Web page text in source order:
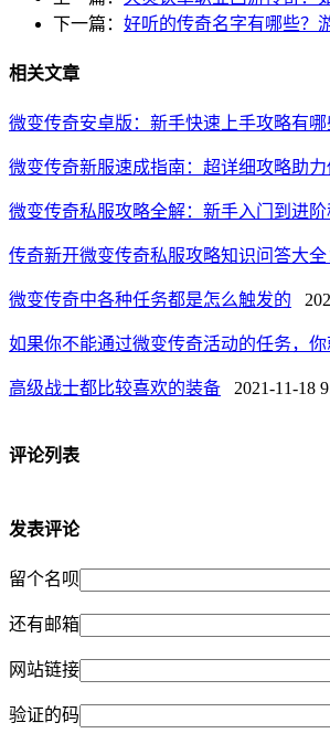
下一篇： 好听的传奇名字有哪些？
相关文章
微变传奇安卓版：新手快速上手攻略有哪
微变传奇新服速成指南：超详细攻略助
微变传奇私服攻略全解：新手入门到进阶
传奇新开微变传奇私服攻略知识问答大
微变传奇中各种任务都是怎么触发的
如果你不能通过微变传奇活动的任务，
高级战士都比较喜欢的装备 2021-11-18
评论列表
发表评论
留个名呗
还有邮箱
网站链接
验证的码